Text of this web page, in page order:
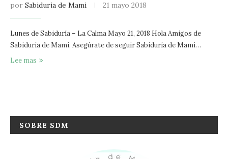
por Sabiduria de Mami 21 mayo 2018
Lunes de Sabiduría – La Calma Mayo 21, 2018 Hola Amigos de
Sabiduría de Mami, Asegúrate de seguir Sabiduría de Mami…
Lee mas
SOBRE SDM